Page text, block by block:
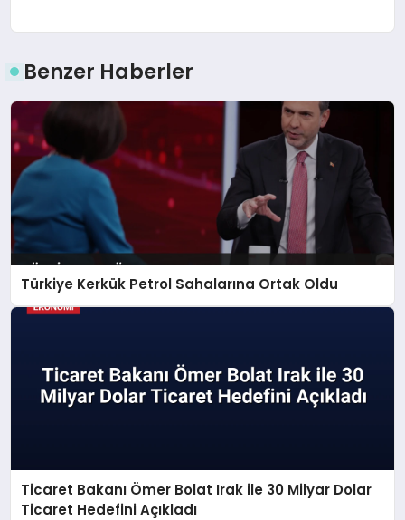
Benzer Haberler
Türkiye Kerkük Petrol Sahalarına Ortak Oldu
Ticaret Bakanı Ömer Bolat Irak ile 30 Milyar Dolar
Ticaret Hedefini Açıkladı